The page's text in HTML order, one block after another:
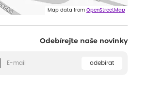
Map data from OpenStreetMap
Odebírejte naše novinky
odebírat